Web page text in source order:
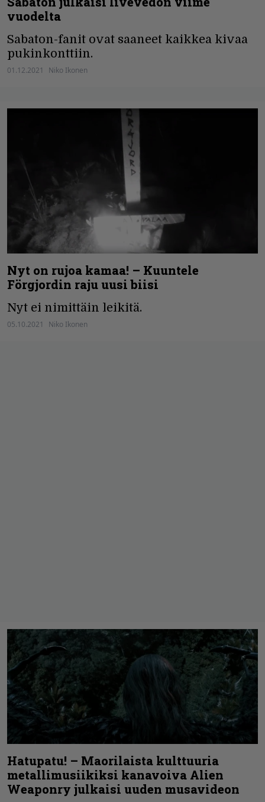
vuodelta
Sabaton-fanit ovat saaneet kaikkea kivaa
pukinkonttiin.
01.12.2021 Niko Ikonen
Nyt on rujoa kamaa! – Kuuntele
Förgjordin raju uusi biisi
Nyt ei nimittäin leikitä.
05.10.2021 Niko Ikonen
Hatupatu! – Maorilaista kulttuuria
metallimusiikiksi kanavoiva Alien
Weaponry julkaisi uuden musavideon